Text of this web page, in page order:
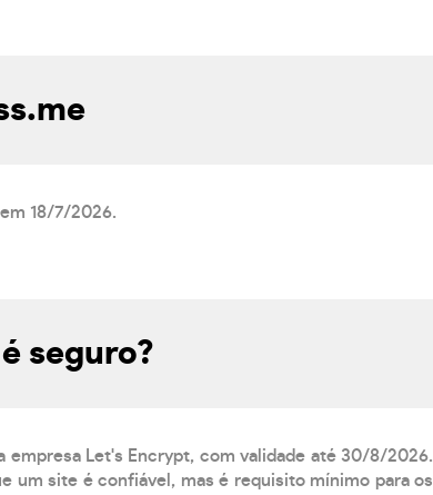
18/7/2026.
seguro?
empresa Let's Encrypt, com validade até 30/8/2026.
um site é confiável, mas é requisito mínimo para os